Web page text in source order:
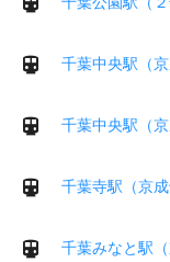
千葉中央駅（
千葉中央駅（
千葉寺駅（京
千葉みなと駅